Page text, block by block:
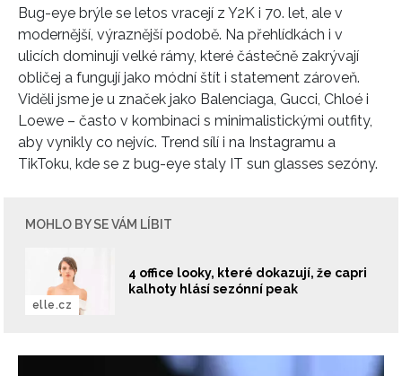
Bug-eye brýle se letos vracejí z Y2K i 70. let, ale v
modernější, výraznější podobě. Na přehlídkách i v
ulicích dominují velké rámy, které částečně zakrývají
obličej a fungují jako módní štít i statement zároveň.
Viděli jsme je u značek jako Balenciaga, Gucci, Chloé i
Loewe – často v kombinaci s minimalistickými outfity,
aby vynikly co nejvíc. Trend sílí i na Instagramu a
TikToku, kde se z bug-eye staly IT sun glasses sezóny.
MOHLO BY SE VÁM LÍBIT
4 office looky, které dokazují, že capri
kalhoty hlásí sezónní peak
elle.cz